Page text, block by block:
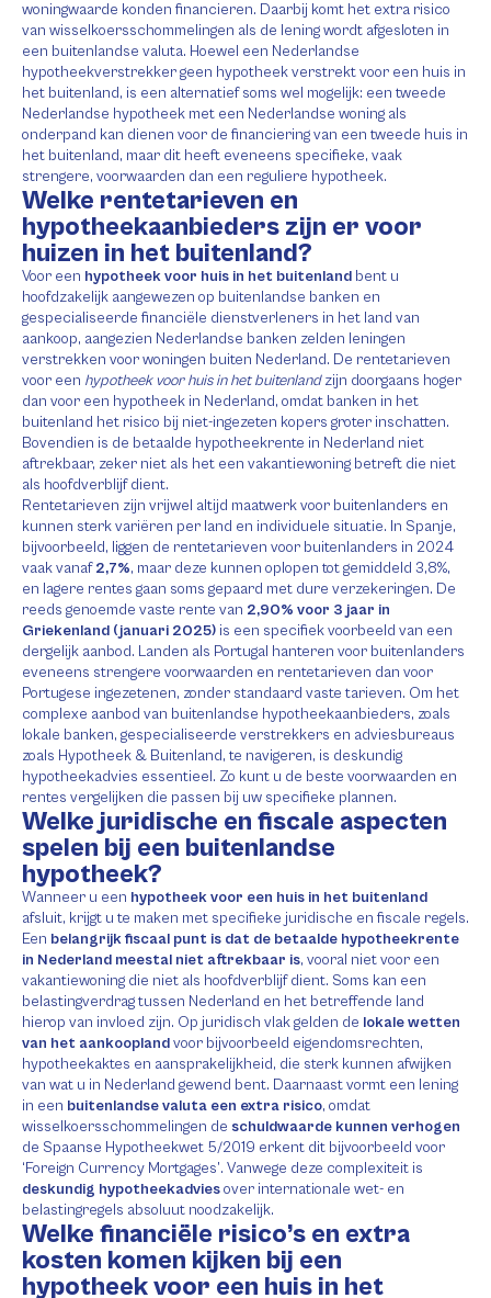
woningwaarde konden financieren. Daarbij komt het extra risico
van wisselkoersschommelingen als de lening wordt afgesloten in
een buitenlandse valuta. Hoewel een Nederlandse
hypotheekverstrekker geen hypotheek verstrekt voor een huis in
het buitenland, is een alternatief soms wel mogelijk: een tweede
Nederlandse hypotheek met een Nederlandse woning als
onderpand kan dienen voor de financiering van een tweede huis in
het buitenland, maar dit heeft eveneens specifieke, vaak
strengere, voorwaarden dan een reguliere hypotheek.
Welke rentetarieven en
hypotheekaanbieders zijn er voor
huizen in het buitenland?
Voor een hypotheek voor huis in het buitenland bent u
hoofdzakelijk aangewezen op buitenlandse banken en
gespecialiseerde financiële dienstverleners in het land van
aankoop, aangezien Nederlandse banken zelden leningen
verstrekken voor woningen buiten Nederland. De rentetarieven
voor een hypotheek voor huis in het buitenlandzijn doorgaans hoger
dan voor een hypotheek in Nederland, omdat banken in het
buitenland het risico bij niet-ingezeten kopers groter inschatten.
Bovendien is de betaalde hypotheekrente in Nederland niet
aftrekbaar, zeker niet als het een vakantiewoning betreft die niet
als hoofdverblijf dient.
Rentetarieven zijn vrijwel altijd maatwerk voor buitenlanders en
kunnen sterk variëren per land en individuele situatie. In Spanje,
bijvoorbeeld, liggen de rentetarieven voor buitenlanders in 2024
vaak vanaf2,7%, maar deze kunnen oplopen tot gemiddeld 3,8%,
en lagere rentes gaan soms gepaard met dure verzekeringen. De
reeds genoemde vaste rente van 2,90% voor 3 jaar in
Griekenland (januari 2025) is een specifiek voorbeeld van een
dergelijk aanbod. Landen als Portugal hanteren voor buitenlanders
eveneens strengere voorwaarden en rentetarieven dan voor
Portugese ingezetenen, zonder standaard vaste tarieven. Om het
complexe aanbod van buitenlandse hypotheekaanbieders, zoals
lokale banken, gespecialiseerde verstrekkers en adviesbureaus
zoals Hypotheek & Buitenland, te navigeren, is deskundig
hypotheekadvies essentieel. Zo kunt u de beste voorwaarden en
rentes vergelijken die passen bij uw specifieke plannen.
Welke juridische en fiscale aspecten
spelen bij een buitenlandse
hypotheek?
Wanneer u een hypotheek voor een huis in het buitenland
afsluit, krijgt u te maken met specifieke juridische en fiscale regels.
Een belangrijk fiscaal punt is dat de betaalde hypotheekrente
in Nederland meestal niet aftrekbaar is, vooral niet voor een
vakantiewoning die niet als hoofdverblijf dient. Soms kan een
belastingverdrag tussen Nederland en het betreffende land
hierop van invloed zijn. Op juridisch vlak gelden de lokale wetten
van het aankooplandvoor bijvoorbeeld eigendomsrechten,
hypotheekaktes en aansprakelijkheid, die sterk kunnen afwijken
van wat u in Nederland gewend bent. Daarnaast vormt een lening
in een buitenlandse valuta een extra risico, omdat
wisselkoersschommelingen de schuldwaarde kunnen verhogen
de Spaanse Hypotheekwet 5/2019 erkent dit bijvoorbeeld voor
‘Foreign Currency Mortgages’. Vanwege deze complexiteit is
deskundig hypotheekadviesover internationale wet- en
belastingregels absoluut noodzakelijk.
Welke financiële risico’s en extra
kosten komen kijken bij een
hypotheek voor een huis in het